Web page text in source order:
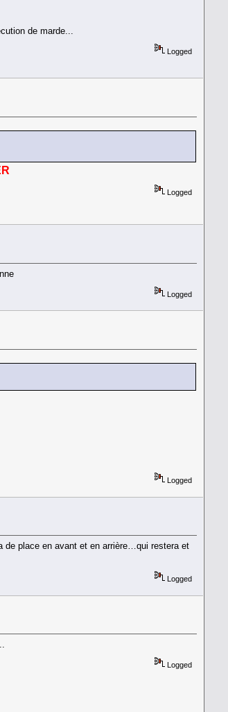
de marde...
Logged
Logged
Logged
Logged
de place en avant et en arrière…qui restera et
Logged
Logged